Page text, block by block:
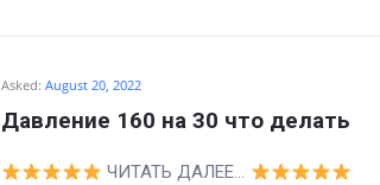
Asked: August 20, 2022
Давление 160 на 30 что делать
ЧИТАТЬ ДАЛЕЕ…